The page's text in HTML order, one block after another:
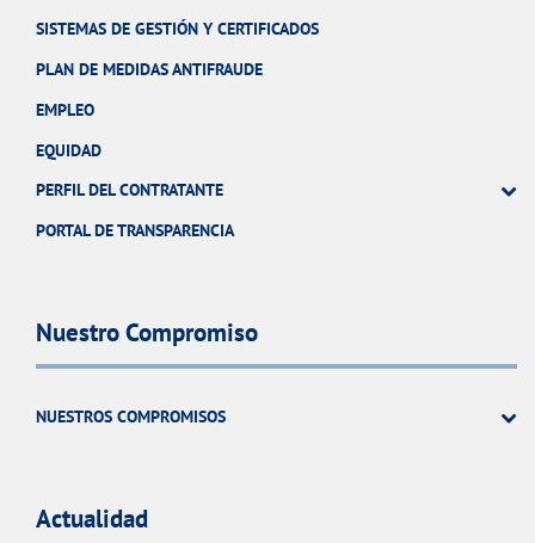
SISTEMAS DE GESTIÓN Y CERTIFICADOS
PLAN DE MEDIDAS ANTIFRAUDE
EMPLEO
EQUIDAD
PERFIL DEL CONTRATANTE
PORTAL DE TRANSPARENCIA
Nuestro Compromiso
NUESTROS COMPROMISOS
Actualidad